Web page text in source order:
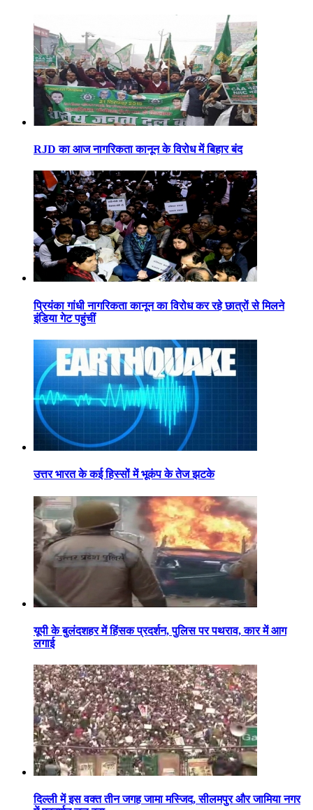
RJD का आज नागरिकता कानून के विरोध में बिहार बंद
प्रियंका गांधी नागरिकता कानून का विरोध कर रहे छात्रों से मिलने
इंडिया गेट पहुंचीं
उत्तर भारत के कई हिस्सों में भूकंप के तेज झटके
यूपी के बुलंदशहर में हिंसक प्रदर्शन, पुलिस पर पथराव, कार में आग
लगाई
दिल्ली में इस वक्त तीन जगह जामा मस्जिद, सीलमपुर और जामिया नगर